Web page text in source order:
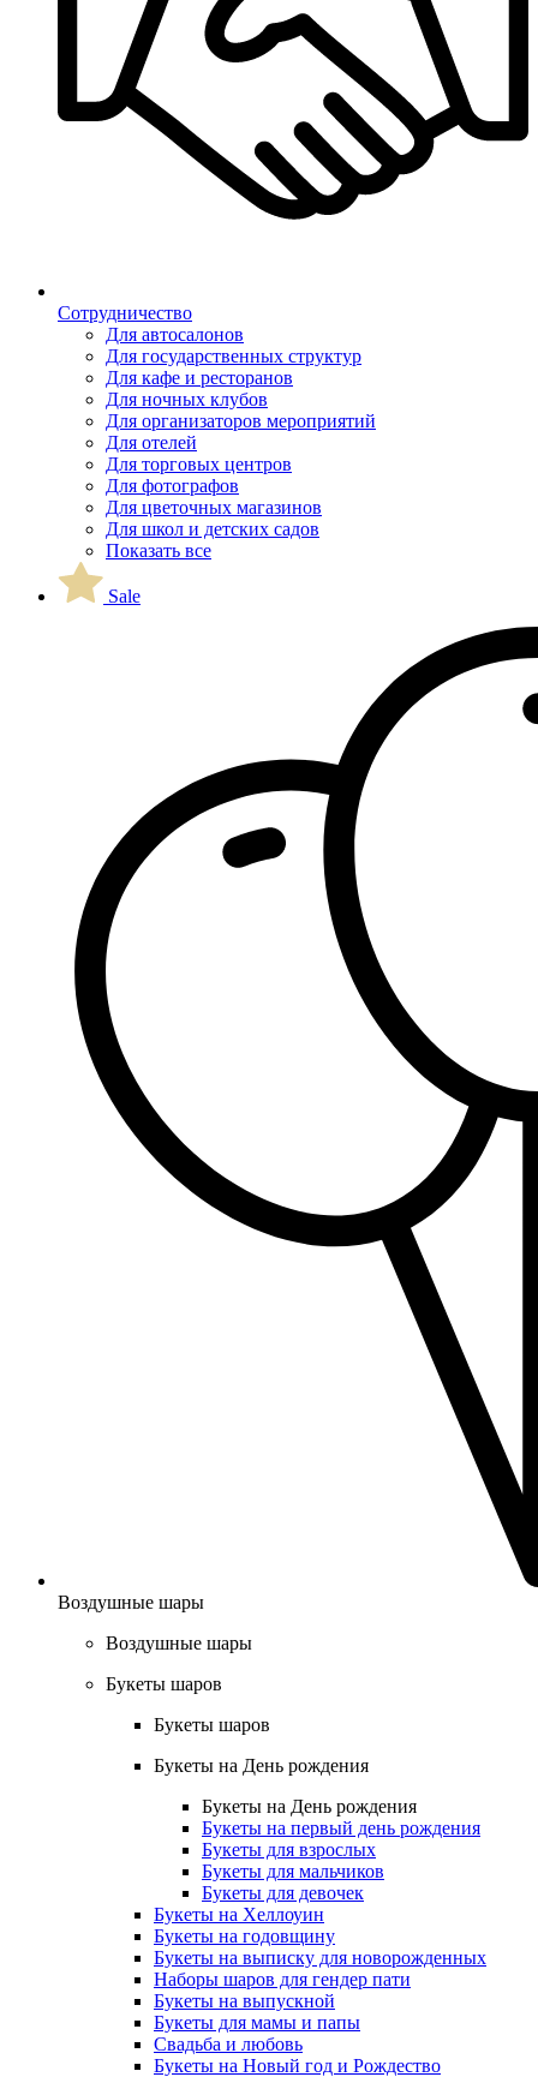
Сотрудничество
Для автосалонов
Для государственных структур
Для кафе и ресторанов
Для ночных клубов
Для организаторов мероприятий
Для отелей
Для торговых центров
Для фотографов
Для цветочных магазинов
Для школ и детских садов
Показать все
Sale
Воздушные шары
Воздушные шары
Букеты шаров
Букеты шаров
Букеты на День рождения
Букеты на День рождения
Букеты на первый день рождения
Букеты для взрослых
Букеты для мальчиков
Букеты для девочек
Букеты на Хеллоуин
Букеты на годовщину
Букеты на выписку для новорожденных
Наборы шаров для гендер пати
Букеты на выпускной
Букеты для мамы и папы
Свадьба и любовь
Букеты на Новый год и Рождество